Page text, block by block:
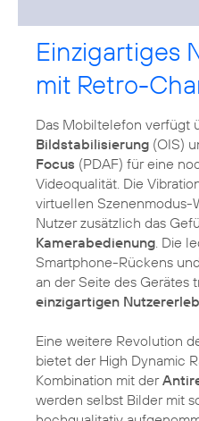
Einzigartiges
mit Retro-
Das Mobiltelefon verfügt
Bildstabilisierung (OIS)
Focus (PDAF) für eine
Videoqualität. Die
virtuellen Szenenmodus-
Nutzer zusätzlich das
Kamerabedienung. Die
Smartphone-Rückens
an der Seite des Gerätes
einzigartigen
Eine weitere Revolution
bietet der High Dynamic
Kombination mit der
werden selbst Bilder mit